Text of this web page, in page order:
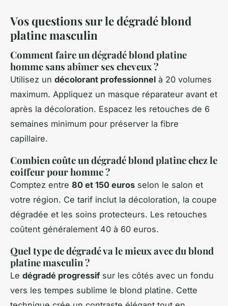
Vos questions sur le dégradé blond
platine masculin
Comment faire un dégradé blond platine
homme sans abîmer ses cheveux ?
Utilisez un décolorant professionnel à 20 volumes
maximum. Appliquez un masque réparateur avant et
après la décoloration. Espacez les retouches de 6
semaines minimum pour préserver la fibre
capillaire.
Combien coûte un dégradé blond platine chez le
coiffeur pour homme ?
Comptez entre 80 et 150 euros selon le salon et
votre région. Ce tarif inclut la décoloration, la coupe
dégradée et les soins protecteurs. Les retouches
coûtent généralement 40 à 60 euros.
Quel type de dégradé va le mieux avec du blond
platine masculin ?
Le dégradé progressifsur les côtés avec un fondu
vers les tempes sublime le blond platine. Cette